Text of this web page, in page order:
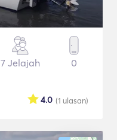
7 Jelajah 0
(1 ulasan)
4.0